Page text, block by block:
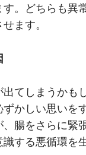
す。どちらも異
ます。
てしまうかも
ずかしい思いを
、腸をさらに緊
する悪循環を